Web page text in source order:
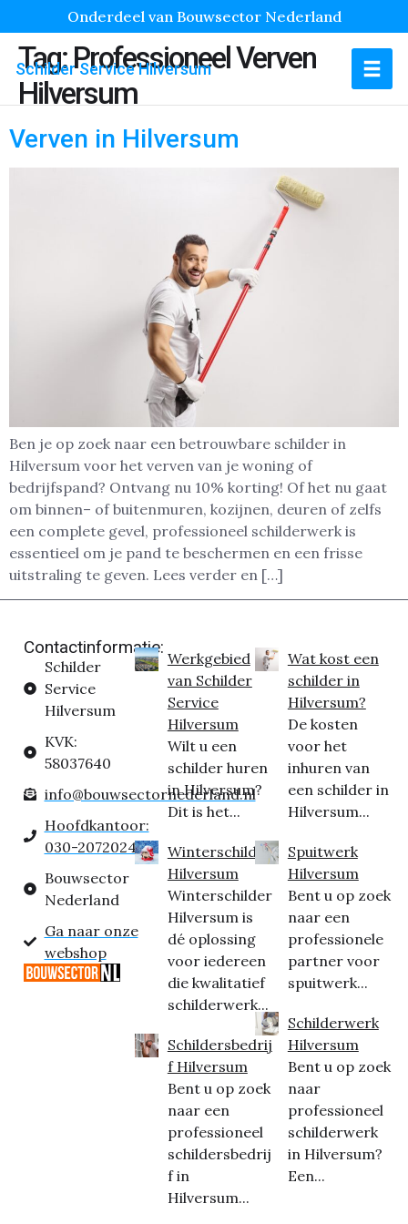
Onderdeel van Bouwsector Nederland
Schilder Service Hilversum
Tag:Professioneel Verven
Hilversum
Verven in Hilversum
Ben je op zoek naar een betrouwbare schilder in
Hilversum voor het verven van je woning of
bedrijfspand? Ontvang nu 10% korting! Of het nu gaat
om binnen– of buitenmuren, kozijnen, deuren of zelfs
een complete gevel, professioneel schilderwerk is
essentieel om je pand te beschermen en een frisse
uitstraling te geven. Lees verder en […]
Contactinformatie:
Schilder
Service
Hilversum
KVK:
58037640
info@bouwsectornederland.nl
Hoofdkantoor:
030-2072024
Bouwsector
Nederland
Ga naar onze
webshop
Werkgebied
van Schilder
Service
Hilversum
Wilt u een
schilder huren
in Hilversum?
Dit is het...
Winterschilder
Hilversum
Winterschilder
Hilversum is
dé oplossing
voor iedereen
die kwalitatief
schilderwerk...
Schildersbedrij
f Hilversum
Bent u op zoek
naar een
professioneel
schildersbedrij
f in
Hilversum...
Wat kost een
schilder in
Hilversum?
De kosten
voor het
inhuren van
een schilder in
Hilversum...
Spuitwerk
Hilversum
Bent u op zoek
naar een
professionele
partner voor
spuitwerk...
Schilderwerk
Hilversum
Bent u op zoek
naar
professioneel
schilderwerk
in Hilversum?
Een...